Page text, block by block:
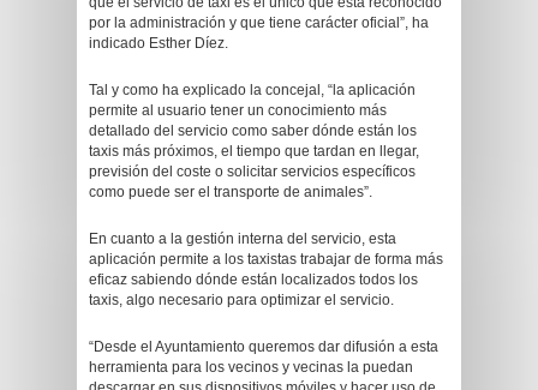
por la administración y que tiene carácter oficial”, ha
indicado Esther Díez.
Tal y como ha explicado la concejal, “la aplicación
permite al usuario tener un conocimiento más
detallado del servicio como saber dónde están los
taxis más próximos, el tiempo que tardan en llegar,
previsión del coste o solicitar servicios específicos
como puede ser el transporte de animales”.
En cuanto a la gestión interna del servicio, esta
aplicación permite a los taxistas trabajar de forma más
eficaz sabiendo dónde están localizados todos los
taxis, algo necesario para optimizar el servicio.
“Desde el Ayuntamiento queremos dar difusión a esta
herramienta para los vecinos y vecinas la puedan